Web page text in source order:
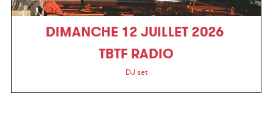
DIMANCHE 12 JUILLET 2026
TBTF RADIO
DJ set